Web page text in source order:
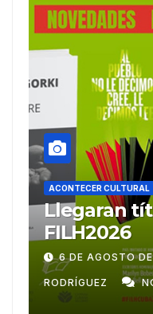
ACONTECER CULTURAL
Ballet
emprende
28 DE JULIO DE
RODRÍGUEZ